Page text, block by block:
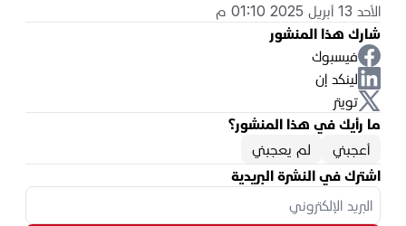
الأحد 13 أبريل 2025 01:10 م
شارك هذا المنشور
فيسبوك
لينكد إن
تويتر
ما رأيك في هذا المنشور؟
أعجبني
لم يعجبني
اشترك في النشرة البريدية